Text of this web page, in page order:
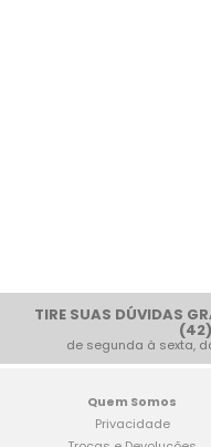
TIRE SUAS DÚVIDAS
de segunda à sexta,
Quem Somos
Privacidade